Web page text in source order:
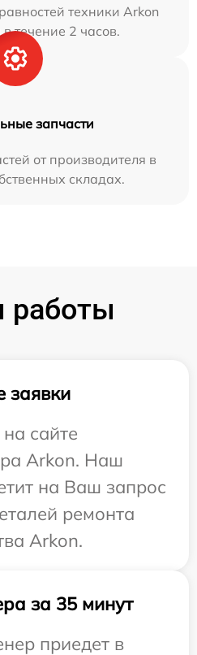
техники Arkon
течение 2 часов.
запчасти
от производителя в
складах.
работы
заявки
сайте
Arkon. Наш
на Ваш запрос
ремонта
Arkon.
за 35 минут
приедет в